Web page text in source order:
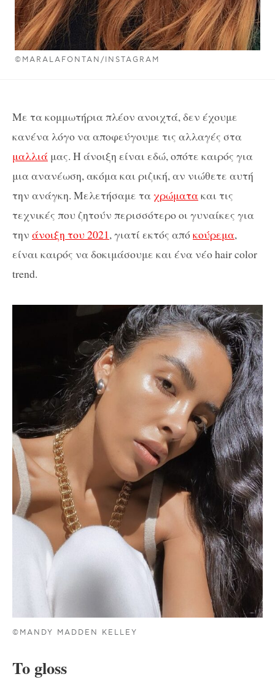
©MARALAFONTAN/INSTAGRAM
Με τα κομμωτήρια πλέον ανοιχτά, δεν έχουμε
κανένα λόγο να αποφεύγουμε τις αλλαγές στα
μαλλιά μας. Η άνοιξη είναι εδώ, οπότε καιρός για
μια ανανέωση, ακόμα και ριζική, αν νιώθετε αυτή
την ανάγκη. Μελετήσαμε ταχρώματακαι τις
τεχνικές που ζητούν περισσότερο οι γυναίκες για
την άνοιξη του 2021, γιατί εκτός απόκούρεμα,
είναι καιρός να δοκιμάσουμε και ένα νέο hair color
trend.
©MANDY MADDEN KELLEY
To gloss